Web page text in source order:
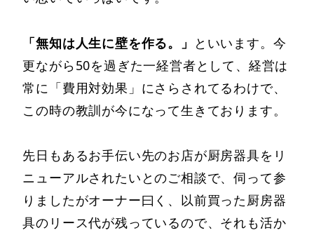
「無知は人生に壁を作る。」 といいます。今
更ながら50を過ぎた一経営者として、経営は
常に「費用対効果」にさらされてるわけで、
この時の教訓が今になって生きております。
先日もあるお手伝い先のお店が厨房器具をリ
ニューアルされたいとのご相談で、伺って参
りましたがオーナー曰く、以前買った厨房器
具のリース代が残っているので、それも活か